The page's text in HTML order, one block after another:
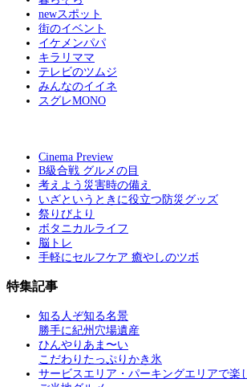
newスポット
街のイベント
イケメンパパ
キラリママ
テレビのツムジ
みんなのイイネ
スグレMONO
Cinema Preview
B級合戦 グルメの目
考えよう災害時の備え
いざというときに役立つ防災グッズ
祭りびより
ボタニカルライフ
脳トレ
手軽にセルフケア 癒やしのツボ
特集記事
知る人ぞ知る名景
勝手に紀州穴場遺産
ひんやりあま〜い
こだわりたっぷりかき氷
サービスエリア・パーキングエリアで楽